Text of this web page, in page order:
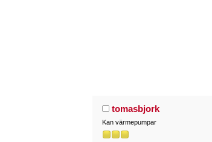
tomasbjork
Kan värmepumpar